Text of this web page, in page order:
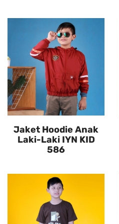
Jaket Hoodie Anak
Laki-Laki IYN KID
586